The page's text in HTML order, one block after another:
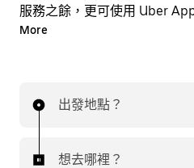
服務之餘，更可使用 Uber
要乘車？隨時透過 App 或網
More
出發地點？
想去哪裡？